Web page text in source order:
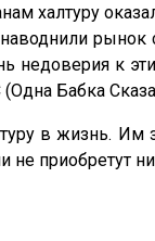
халтуру
недоверия к
Бабка
в жизнь. Им
приобретут